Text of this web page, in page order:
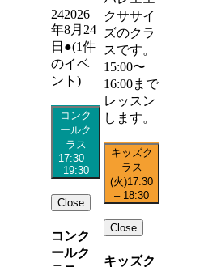
242026
年8月24
日 ●(1件
のイベ
ント)
コンク
ールク
ラス
17:30 –
19:30
Close
コンク
ールク
クササイ
ズのクラ
スです。
15:00〜
16:00まで
レッスン
します。
キッズク
ラス
(火)17:30
– 18:30
Close
キッズク